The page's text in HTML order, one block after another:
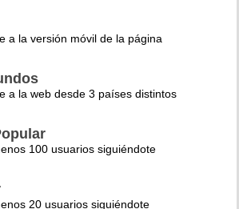
a la versión móvil de la página
a la web desde 3 países distintos
100 usuarios siguiéndote
20 usuarios siguiéndote